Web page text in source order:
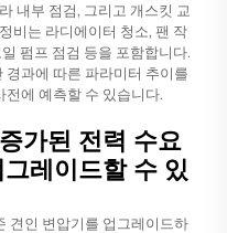
내부 점검, 그리고 개스킷 교
비는 라디에이터 청소, 팬 작
펌프 점검 등을 포함합니다.
과에 따른 파라미터 추이를
에 예측할 수 있습니다.
가된 전력 수요
레이드할 수 있
견인 변압기를 업그레이드하